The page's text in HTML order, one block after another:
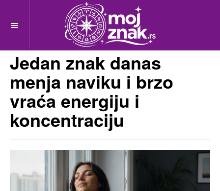
OFF CANVAS
pre 3 meseci
Jedan znak danas
menja naviku i brzo
vraća energiju i
koncentraciju